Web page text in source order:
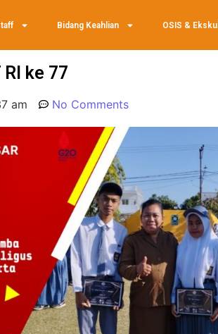
Bidang Keahlian OSIS & Ekskul
ke 77
am No Comments